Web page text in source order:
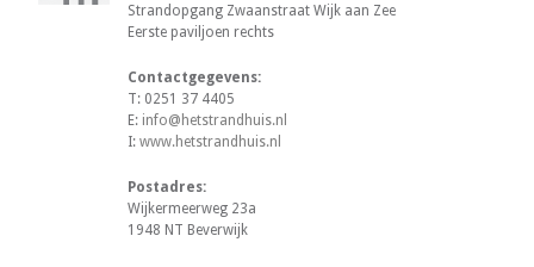
Strandopgang Zwaanstraat Wijk aan Zee
Eerste paviljoen rechts
Contactgegevens:
T: 0251 37 4405
E: info@hetstrandhuis.nl
I: www.hetstrandhuis.nl
Postadres:
Wijkermeerweg 23a
1948 NT Beverwijk